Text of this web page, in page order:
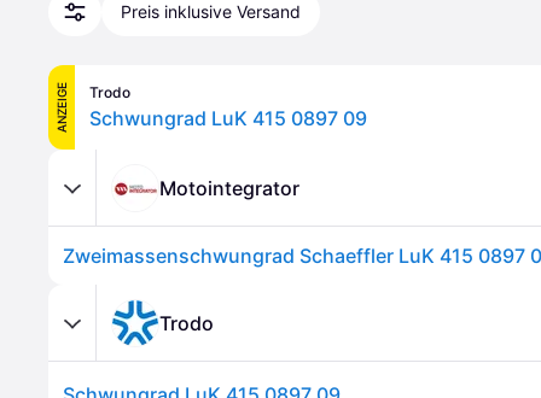
Preis inklusive Versand
ANZEIGE Trodo
Schwungrad LuK 415 0897 09
Motointegrator
Zweimassenschwungrad Schaeffler LuK 415 0897
Trodo